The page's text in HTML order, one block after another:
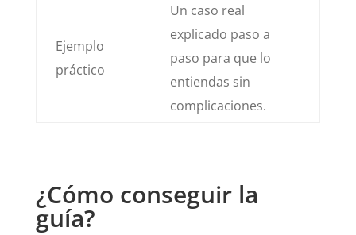
Ejemplo
práctico
Un caso real
explicado paso a
paso para que lo
entiendas sin
complicaciones.
¿Cómo conseguir la
guía?